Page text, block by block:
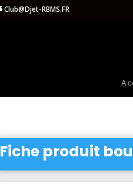
Club@Djet-RBMS.FR
Fiche produit